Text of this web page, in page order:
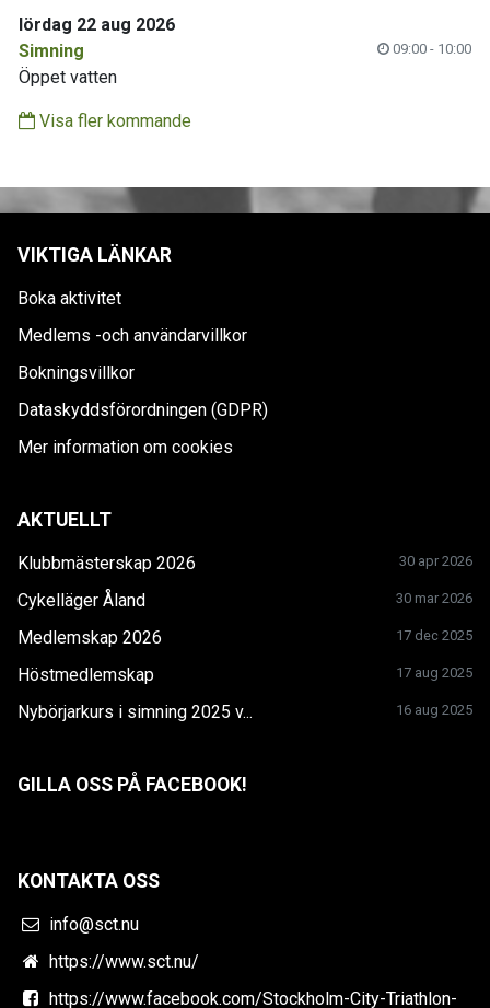
lördag 22 aug 2026
Simning
09:00 - 10:00
Öppet vatten
Visa fler kommande
VIKTIGA LÄNKAR
Boka aktivitet
Medlems -och användarvillkor
Bokningsvillkor
Dataskyddsförordningen (GDPR)
Mer information om cookies
AKTUELLT
Klubbmästerskap 2026 30 apr 2026
Cykelläger Åland 30 mar 2026
Medlemskap 2026 17 dec 2025
Höstmedlemskap 17 aug 2025
Nybörjarkurs i simning 2025 v... 16 aug 2025
GILLA OSS PÅ FACEBOOK!
KONTAKTA OSS
info@sct.nu
https://www.sct.nu/
https://www.facebook.com/Stockholm-City-Triathlon-